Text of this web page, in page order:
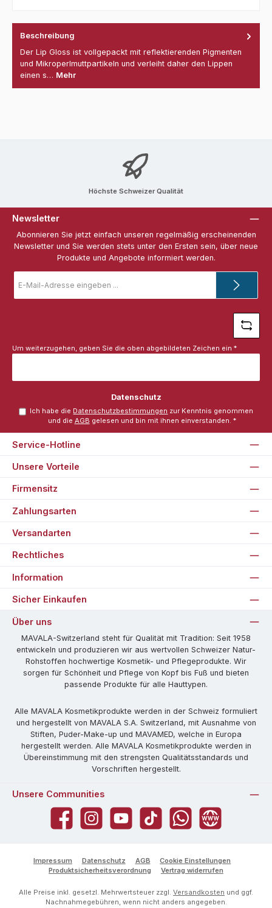
Beschreibung
Der Lip Gloss ist vollgepackt mit reflektierenden Pigmenten
und Mikroperlmuttpartikeln und verleiht daher den Lippen
einen s… Mehr
Höchste Schweizer Qualität
Newsletter
Abonnieren Sie jetzt einfach unseren regelmäßig erscheinenden
Newsletter und Sie werden stets unter den Ersten sein, über neue
Produkte und Angebote informiert werden.
Mail-
Adresse
Um weiterzugehen, geben Sie die oben abgebildeten Zeichen ein *
Datenschutz
Ich habe die Datenschutzbestimmungen zur Kenntnis genommen
und die AGB gelesen und bin mit ihnen einverstanden. *
Service-Hotline
Rechtliches
Information
Unsere Vorteile
Firmensitz
Zahlungsarten
Versandarten
Sicher Einkaufen
Über uns
MAVALA-Switzerland steht für Qualität mit Tradition: Seit 1958
entwickeln und produzieren wir aus wertvollen Schweizer Natur-
Rohstoffen hochwertige Kosmetik- und Pflegeprodukte. Wir
sorgen für Schönheit und Pflege von Kopf bis Fuß und bieten
passende Produkte für alle Hauttypen.
Alle MAVALA Kosmetikprodukte werden in der Schweiz formuliert
und hergestellt von MAVALA S.A. Switzerland, mit Ausnahme von
Stiften, Puder-Make-up und MAVAMED, welche in Europa
hergestellt werden. Alle MAVALA Kosmetikprodukte werden in
Übereinstimmung mit den strengsten Qualitätsstandards und
Vorschriften hergestellt.
Unsere Communities
FacebookInstagramYouTube TikTok WhatsAppWebsite
Impressum Datenschutz AGB
Cookie Einstellungen
Produktsicherheitsverordnung
Vertrag widerrufen
Alle Preise inkl. gesetzl. Mehrwertsteuer zzgl. Versandkosten und ggf.
Nachnahmegebühren, wenn nicht anders angegeben.